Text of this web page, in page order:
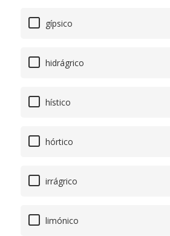
gípsico
hidrágrico
hístico
hórtico
irrágrico
limónico